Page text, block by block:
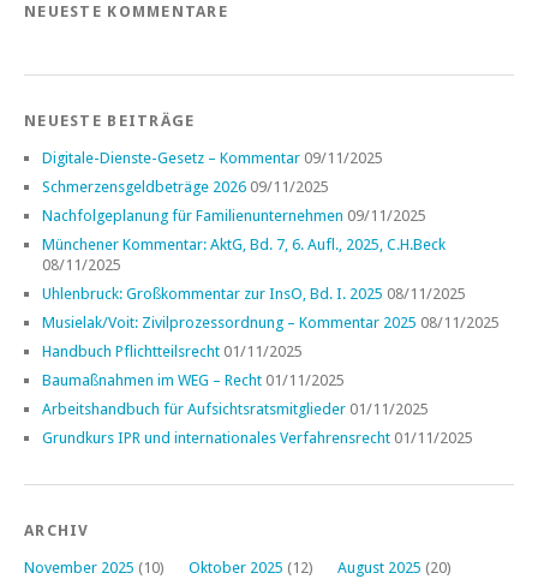
NEUESTE KOMMENTARE
NEUESTE BEITRÄGE
Digitale-Dienste-Gesetz – Kommentar 09/11/2025
Schmerzensgeldbeträge 2026 09/11/2025
Nachfolgeplanung für Familienunternehmen 09/11/2025
Münchener Kommentar: AktG, Bd. 7, 6. Aufl., 2025, C.H.Beck
08/11/2025
Uhlenbruck: Großkommentar zur InsO, Bd. I. 2025 08/11/2025
Musielak/Voit: Zivilprozessordnung – Kommentar 2025 08/11/2025
Handbuch Pflichtteilsrecht 01/11/2025
Baumaßnahmen im WEG – Recht 01/11/2025
Arbeitshandbuch für Aufsichtsratsmitglieder 01/11/2025
Grundkurs IPR und internationales Verfahrensrecht 01/11/2025
ARCHIV
November 2025 (10) Oktober 2025 (12) August 2025 (20)